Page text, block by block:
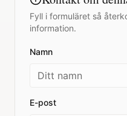
Fyll i formuläret så
information.
Namn
E-post